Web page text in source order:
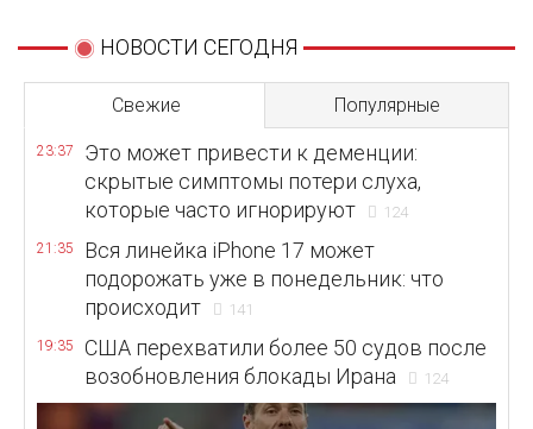
НОВОСТИ СЕГОДНЯ
Свежие Популярные
23:37
Это может привести к деменции:
скрытые симптомы потери слуха,
которые часто игнорируют
124
21:35
Вся линейка iPhone 17 может
подорожать уже в понедельник: что
происходит
141
19:35
США перехватили более 50 судов после
возобновления блокады Ирана
124